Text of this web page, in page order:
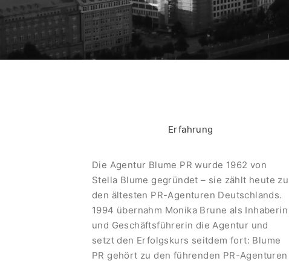
Erfahrung
Die Agentur Blume PR wurde 1962 von
Stella Blume gegründet – sie zählt heute zu
den ältesten PR-Agenturen Deutschlands.
1994 übernahm Monika Brune als Inhaberin
und Geschäftsführerin die Agentur und
setzt den Erfolgskurs seitdem fort: Blume
PR gehört zu den führenden PR-Agenturen